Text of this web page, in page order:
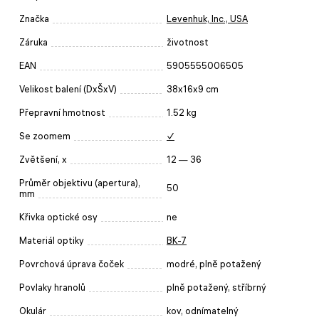
Značka Levenhuk, Inc., USA
Záruka životnost
EAN 5905555006505
Velikost balení (DxŠxV) 38x16x9 cm
Přepravní hmotnost 1.52 kg
Se zoomem ✓
Zvětšení, x 12 — 36
Průměr objektivu (apertura),
mm
50
Křivka optické osy ne
Materiál optiky BK-7
Povrchová úprava čoček modré, plně potažený
Povlaky hranolů plně potažený, stříbrný
Okulár kov, odnímatelný